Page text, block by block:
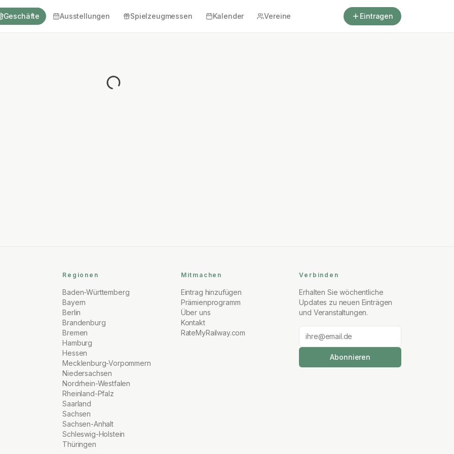
Geschäfte Ausstellungen Spielzeugmessen Kalender Vereine Eintragen
Regionen
Baden-Württemberg
Bayern
Berlin
Brandenburg
Bremen
Hamburg
Hessen
Mecklenburg-Vorpommern
Niedersachsen
Nordrhein-Westfalen
Rheinland-Pfalz
Saarland
Sachsen
Sachsen-Anhalt
Schleswig-Holstein
Thüringen
Mitmachen
Eintrag hinzufügen
Prämienprogramm
Über uns
Kontakt
RateMyRailway.com
Verbinden
Erhalten Sie wöchentliche
Updates zu neuen Einträgen
und Veranstaltungen.
Abonnieren